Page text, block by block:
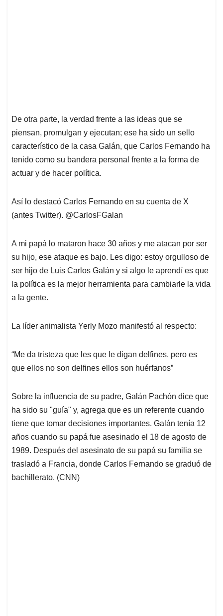
De otra parte, la verdad frente a las ideas que se
piensan, promulgan y ejecutan; ese ha sido un sello
característico de la casa Galán, que Carlos Fernando ha
tenido como su bandera personal frente a la forma de
actuar y de hacer política.
Así lo destacó Carlos Fernando en su cuenta de X
(antes Twitter). @CarlosFGalan
A mi papá lo mataron hace 30 años y me atacan por ser
su hijo, ese ataque es bajo. Les digo: estoy orgulloso de
ser hijo de Luis Carlos Galán y si algo le aprendí es que
la política es la mejor herramienta para cambiarle la vida
a la gente.
La líder animalista Yerly Mozo manifestó al respecto:
“Me da tristeza que les que le digan delfines, pero es
que ellos no son delfines ellos son huérfanos”
Sobre la influencia de su padre, Galán Pachón dice que
ha sido su "guía" y, agrega que es un referente cuando
tiene que tomar decisiones importantes. Galán tenía 12
años cuando su papá fue asesinado el 18 de agosto de
1989. Después del asesinato de su papá su familia se
trasladó a Francia, donde Carlos Fernando se graduó de
bachillerato. (CNN)